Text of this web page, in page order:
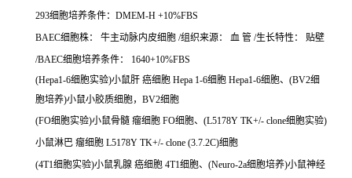
293细胞培养条件：DMEM-H +10%FBS
BAEC细胞株： 牛主动脉内皮细胞 /组织来源： 血 管 /生长特性： 贴壁
/BAEC细胞培养条件： 1640+10%FBS
(Hepa1-6细胞实验)小鼠肝 癌细胞 Hepa 1-6细胞 Hepa1-6细胞、(BV2细
胞培养)小鼠小胶质细胞，BV2细胞
(FO细胞实验)小鼠骨髓 瘤细胞 FO细胞、(L5178Y TK+/- clone细胞实验)
小鼠淋巴 瘤细胞 L5178Y TK+/- clone (3.7.2C)细胞
(4T1细胞实验)小鼠乳腺 癌细胞 4T1细胞、(Neuro-2a细胞培养)小鼠神经